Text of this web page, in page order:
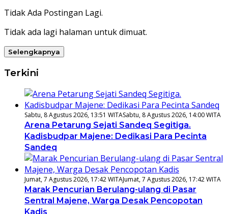
Tidak Ada Postingan Lagi.
Tidak ada lagi halaman untuk dimuat.
Selengkapnya
Terkini
Sabtu, 8 Agustus 2026, 13:51 WITASabtu, 8 Agustus 2026, 14:00 WITA
Arena Petarung Sejati Sandeq Segitiga.
Kadisbudpar Majene: Dedikasi Para Pecinta
Sandeq
Jumat, 7 Agustus 2026, 17:42 WITAJumat, 7 Agustus 2026, 17:42 WITA
Marak Pencurian Berulang-ulang di Pasar
Sentral Majene, Warga Desak Pencopotan
Kadis